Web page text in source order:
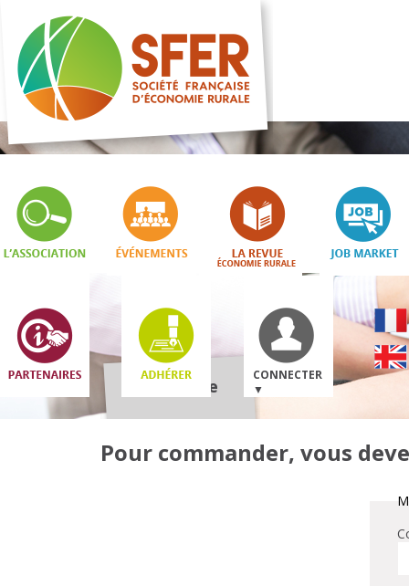
CONNECTER
▼
Boutique
Pour commander, vous